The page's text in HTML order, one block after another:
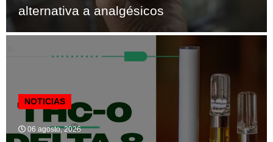
alternativa a analgésicos
NOTICIAS
06 agosto, 2026